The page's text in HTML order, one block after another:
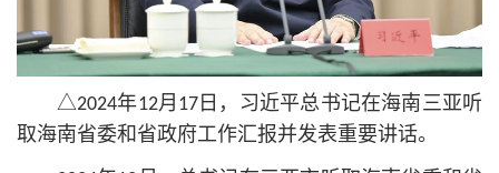
△2024年12月17日，习近平总书记在海南三亚听
取海南省委和省政府工作汇报并发表重要讲话。